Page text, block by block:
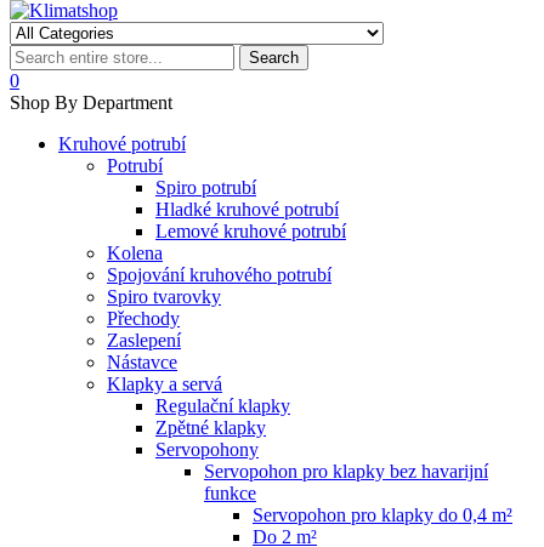
Search
0
Shop By Department
Kruhové potrubí
Potrubí
Spiro potrubí
Hladké kruhové potrubí
Lemové kruhové potrubí
Kolena
Spojování kruhového potrubí
Spiro tvarovky
Přechody
Zaslepení
Nástavce
Klapky a servá
Regulační klapky
Zpětné klapky
Servopohony
Servopohon pro klapky bez havarijní
funkce
Servopohon pro klapky do 0,4 m²
Do 2 m²